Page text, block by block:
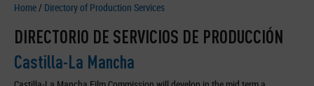
Home/ Directory of Production Services
DIRECTORIO DE SERVICIOS DE PRODUCCIÓN
Castilla-La Mancha